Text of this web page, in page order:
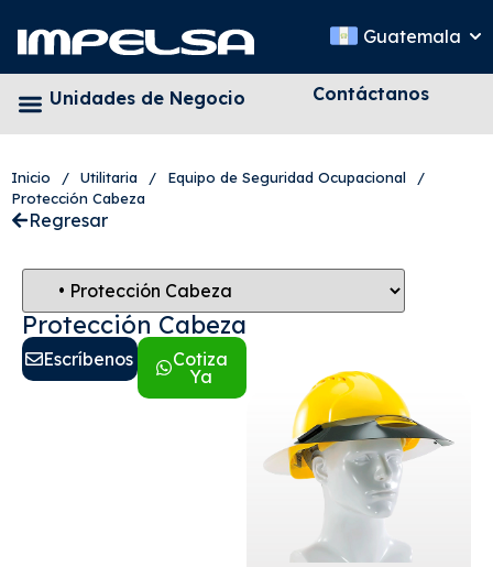
Guatemala
Unidades de Negocio Contáctanos
Inicio / Utilitaria / Equipo de Seguridad Ocupacional
/
Protección Cabeza
Regresar
Protección Cabeza
Escríbenos
Cotiza
Ya